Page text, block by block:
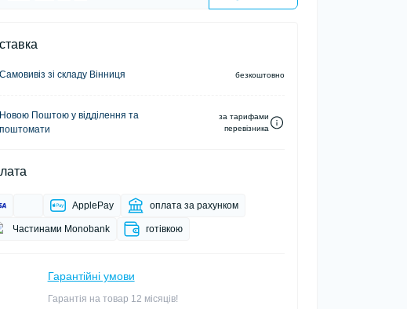
Самовивіз зі складу Вінниця безкоштовно
Новою Поштою у відділення та
поштомати
за тарифами
перевізника
ApplePay оплата за рахунком
Частинами Monobank готівкою
Гарантійні умови
Гарантія на товар 12 місяців!